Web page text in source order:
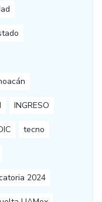
INGRESO
tecno
2024